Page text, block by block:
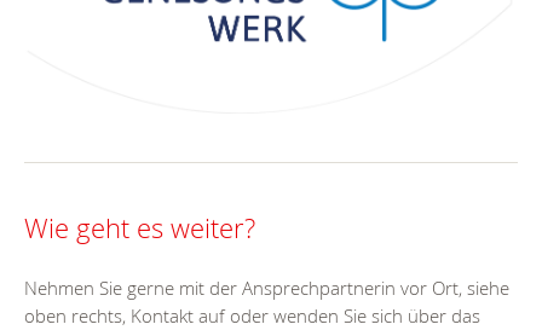
Wie geht es weiter?
Nehmen Sie gerne mit der Ansprechpartnerin vor Ort, siehe
oben rechts, Kontakt auf oder wenden Sie sich über das